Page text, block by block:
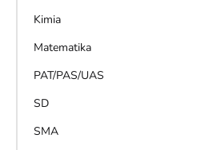
Kimia
Matematika
PAT/PAS/UAS
SD
SMA